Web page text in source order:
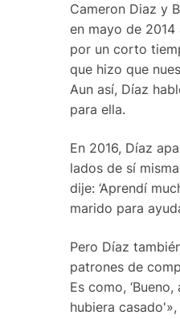
Cameron Diaz y
en mayo de
por un corto
que hizo que
Aun así, Díaz
para ella.
En 2016, Díaz
lados de sí
dije: ‘Aprendí
marido para
Pero Díaz
patrones de
Es como,
hubiera